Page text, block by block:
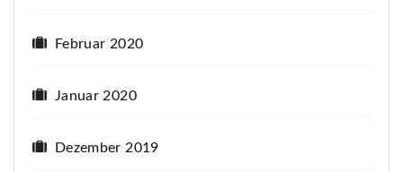
Februar 2020
Januar 2020
Dezember 2019